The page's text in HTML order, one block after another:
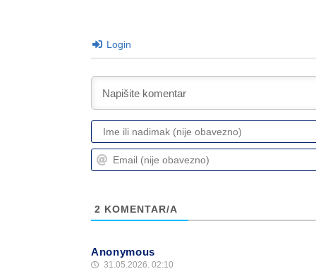
Login
2 KOMENTAR/A
Anonymous
31.05.2026. 02:10